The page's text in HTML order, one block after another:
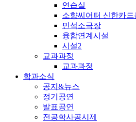
연습실
소향씨어터 신한카드
민석소극장
융합연계시설
시설2
교과과정
교과과정
학과소식
공지&뉴스
정기공연
발표공연
전공학사공시제